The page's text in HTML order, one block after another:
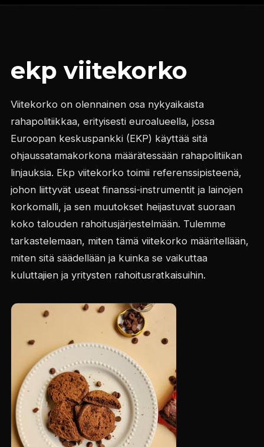
ekp viitekorko
Viitekorko on olennainen osa nykyaikaista
rahapolitiikkaa, erityisesti euroalueella, jossa
Euroopan keskuspankki (EKP) käyttää sitä
ohjaussatamakorkona määrätessään rahapolitiikan
linjauksia. Ekp viitekorko toimii referenssipisteenä,
johon liittyvät useat finanssi-instrumentit ja lainojen
korkomalli, ja sen muutokset heijastuvat suoraan
koko talouden rahoitusjärjestelmään. Tulemme
tarkastelemaan, miten tämä viitekorko määritellään,
miten sitä säädellään ja kuinka se vaikuttaa
kuluttajien ja yritysten rahoitusratkaisuihin.